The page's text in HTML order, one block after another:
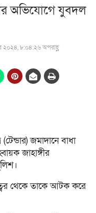
অভিযোগে যুবদল
২০২৪, ৮:০৪:২৬ অপরাহ্ণ
জমাদানে বাধা
জাহাঙ্গীর
থেকে তাকে আটক করে